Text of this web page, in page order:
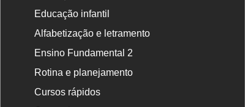
Educação infantil
Alfabetização e letramento
Ensino Fundamental 2
Rotina e planejamento
Cursos rápidos